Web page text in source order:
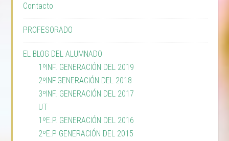
Contacto
PROFESORADO
EL BLOG DEL ALUMNADO
1ºINF. GENERACIÓN DEL 2019
2ºINF.GENERACIÓN DEL 2018
3ºINF. GENERACIÓN DEL 2017
UT
1ºE.P. GENERACIÓN DEL 2016
2ºE.P GENERACIÓN DEL 2015